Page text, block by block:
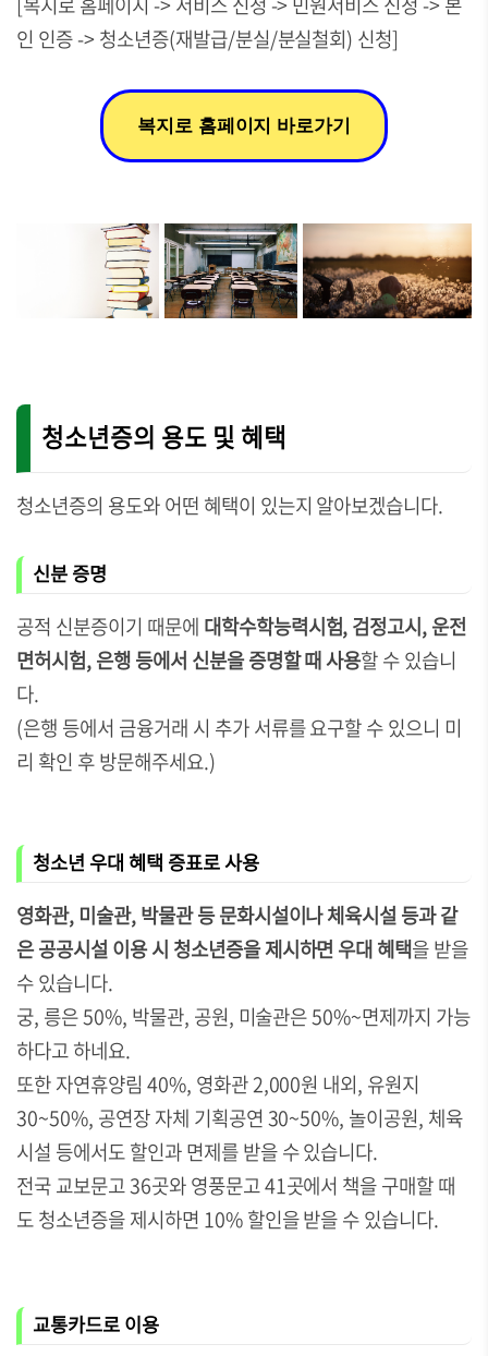
인 인증 -> 청소년증(재발급/분실/분실철회) 신청]
복지로 홈페이지 바로가기
청소년증의 용도 및 혜택
청소년증의 용도와 어떤 혜택이 있는지 알아보겠습니다.
신분 증명
공적 신분증이기 때문에 대학수학능력시험, 검정고시, 운전
면허시험, 은행 등에서 신분을 증명할 때 사용할 수 있습니
다.
(은행 등에서 금융거래 시 추가 서류를 요구할 수 있으니 미
리 확인 후 방문해주세요.)
청소년 우대 혜택 증표로 사용
영화관, 미술관, 박물관 등 문화시설이나 체육시설 등과 같
은 공공시설 이용 시 청소년증을 제시하면 우대 혜택을 받을
수 있습니다.
궁, 릉은 50%, 박물관, 공원, 미술관은 50%~면제까지 가능
하다고 하네요.
또한 자연휴양림 40%, 영화관 2,000원 내외, 유원지
30~50%, 공연장 자체 기획공연 30~50%, 놀이공원, 체육
시설 등에서도 할인과 면제를 받을 수 있습니다.
전국 교보문고 36곳와 영풍문고 41곳에서 책을 구매할 때
도 청소년증을 제시하면 10% 할인을 받을 수 있습니다.
교통카드로 이용